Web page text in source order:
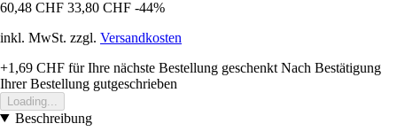
60,48 CHF 33,80 CHF -44%
inkl. MwSt. zzgl. Versandkosten
+1,69 CHF für Ihre nächste Bestellung geschenkt Nach Bestätigung
Ihrer Bestellung gutgeschrieben
Loading...
Beschreibung